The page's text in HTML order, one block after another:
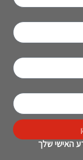
האישי שלך